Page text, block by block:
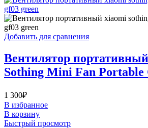
Добавить для сравнения
Вентилятор
Sothing Mini Fan Portable
1 300₽
В избранное
В корзину
Быстрый просмотр